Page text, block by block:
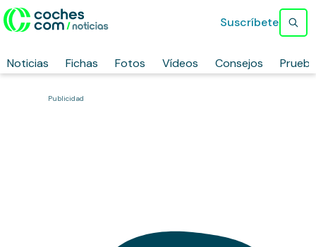
Noticias Fichas Fotos Vídeos Consejos
Suscríbete
Publicidad